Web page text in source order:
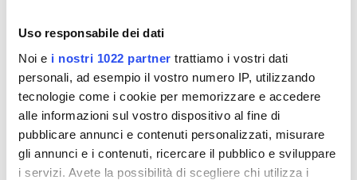
Uso responsabile dei dati
Noi e i nostri 1022 partner trattiamo i vostri dati
personali, ad esempio il vostro numero IP, utilizzando
tecnologie come i cookie per memorizzare e accedere
alle informazioni sul vostro dispositivo al fine di
pubblicare annunci e contenuti personalizzati, misurare
gli annunci e i contenuti, ricercare il pubblico e sviluppare
i servizi. Avete la possibilità di scegliere chi utilizza i
Lavori di "Fognatura di collegamento della
zona industriale di Rosano al collettore
Comunale".
VISUALIZZA DOCUMENTI